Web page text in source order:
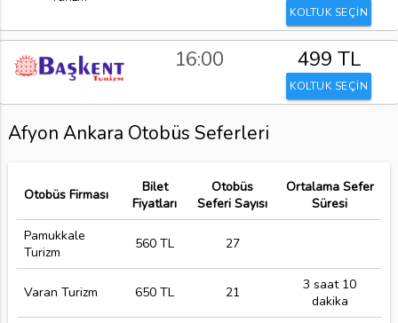
KOLTUK SEÇİN
16:00 499 TL
KOLTUK SEÇİN
Afyon Ankara Otobüs Seferleri
Otobüs Firması
Bilet
Fiyatları
Otobüs
Seferi Sayısı
Ortalama Sefer
Süresi
Pamukkale
Turizm
560 TL 27
Varan Turizm 650 TL 21
3 saat 10
dakika